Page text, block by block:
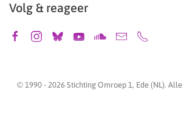
Volg & reageer
© 1990 - 2026 Stichting Omroep 1, Ede (NL).